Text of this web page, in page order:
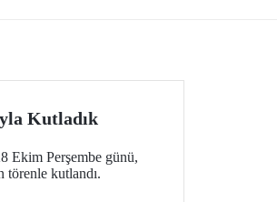
Kutladık
Ekim Perşembe günü,
törenle kutlandı.